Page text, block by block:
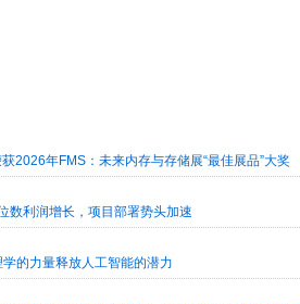
2026年FMS：未来内存与存储展“最佳展品”大奖
数利润增长，项目部署势头加速
的力量释放人工智能的潜力